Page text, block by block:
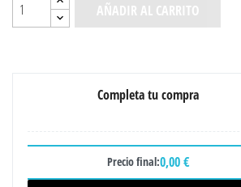
AÑADIR AL CARRITO
Completa tu compra
Precio final:0,00 €